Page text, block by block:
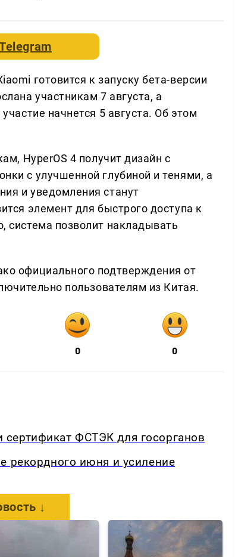
готовится к запуску бета-версии
участникам 7 августа, а
начнется 5 августа. Об этом
HyperOS 4 получит дизайн с
с улучшенной глубиной и тенями, а
и уведомления станут
элемент для быстрого доступа к
система позволит накладывать
официального подтверждения от
пользователям из Китая.
0 0
ФСТЭК для госорганов
рекордного июня и усиление
↓